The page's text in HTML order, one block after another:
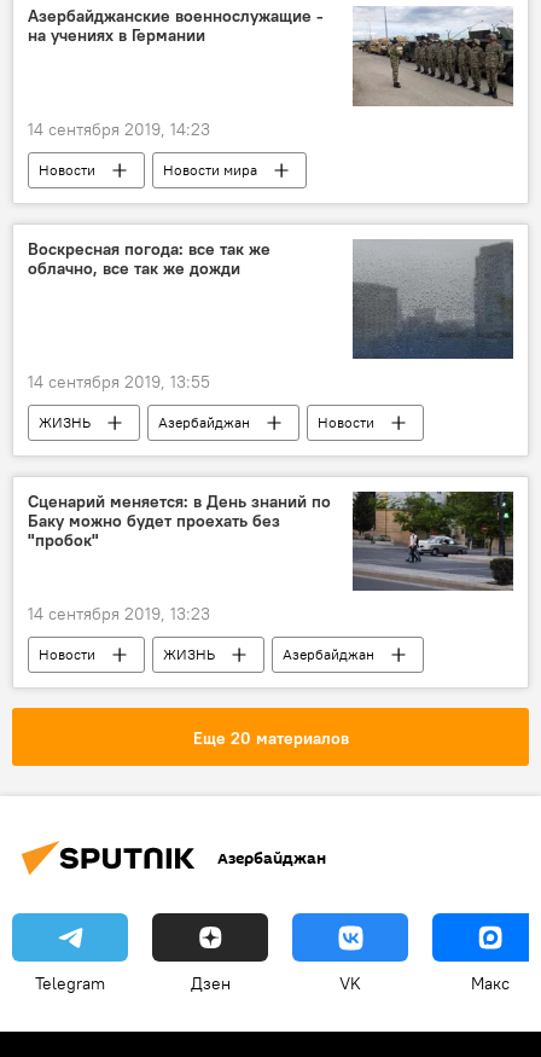
Азербайджанские военнослужащие -
на учениях в Германии
14 сентября 2019, 14:23
Новости
Новости мира
Азербайджан
Воскресная погода: все так же
облачно, все так же дожди
14 сентября 2019, 13:55
ЖИЗНЬ Азербайджан Новости
Сценарий меняется: в День знаний по
Баку можно будет проехать без
"пробок"
14 сентября 2019, 13:23
Новости ЖИЗНЬ
Азербайджан
День знаний
Баку
дороги
Еще 20 материалов
Азербайджан
Telegram Дзен VK Макс